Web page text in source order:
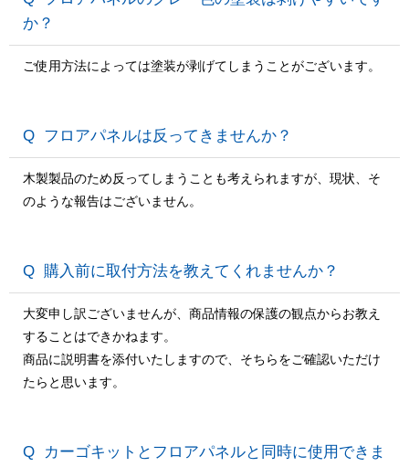
か？
ご使用方法によっては塗装が剥げてしまうことがございます。
フロアパネルは反ってきませんか？
木製製品のため反ってしまうことも考えられますが、現状、そ
のような報告はございません。
購入前に取付方法を教えてくれませんか？
大変申し訳ございませんが、商品情報の保護の観点からお教え
することはできかねます。
商品に説明書を添付いたしますので、そちらをご確認いただけ
たらと思います。
カーゴキットとフロアパネルと同時に使用できま